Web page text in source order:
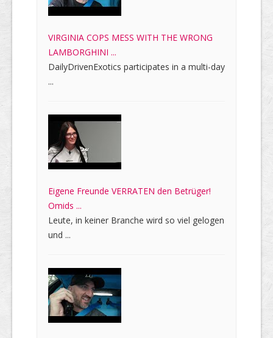
VIRGINIA COPS MESS WITH THE WRONG
LAMBORGHINI ...
DailyDrivenExotics participates in a multi-day
...
Eigene Freunde VERRATEN den Betrüger!
Omids ...
Leute, in keiner Branche wird so viel gelogen
und ...